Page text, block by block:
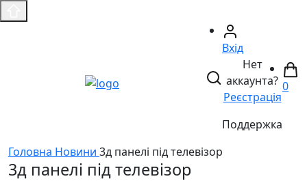
Вхід
Нет
аккаунта?
Реєстрація
Поддержка
0
Головнa Новини 3д панелі під телевізор
3д панелі під телевізор